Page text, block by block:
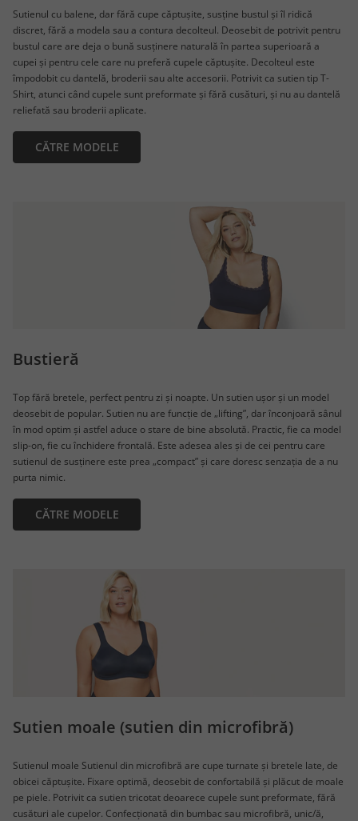
Sutienul cu balene, dar fără cupe căptușite, susține bustul și îl ridică
discret, fără a modela sau a contura decolteul. Deosebit de potrivit pentru
bustul care are deja o bună susținere naturală în partea superioară a
cupei și pentru cele care nu preferă cupele căptușite. Decolteul este
împodobit cu dantelă, broderii sau alte accesorii. Potrivit ca sutien tip T-
Shirt, atunci când cupele sunt preformate și fără cusături, și nu au dantelă
reliefată sau broderii aplicate.
CĂTRE MODELE
Bustieră
Top fără bretele, perfect pentru zi și noapte. Un sutien ușor și un model
deosebit de popular. Sutien nu are funcție de „lifting”, dar înconjoară sânul
în mod optim și astfel aduce o stare de bine absolută. Practic, fie ca model
slip-on, fie cu închidere frontală. Este adesea ales și de cei pentru care
sutienul de susținere este prea „compact” și care doresc senzația de a nu
purta nimic.
CĂTRE MODELE
Sutien moale (sutien din microfibră)
Sutienul moale Sutienul din microfibră are cupe turnate și bretele late, de
obicei căptușite. Fixare optimă, deosebit de confortabilă și plăcut de moale
pe piele. Potrivit ca sutien tricotat deoarece cupele sunt preformate, fără
cusături ale cupelor. Confecționată din bumbac sau microfibră, unic/ă,